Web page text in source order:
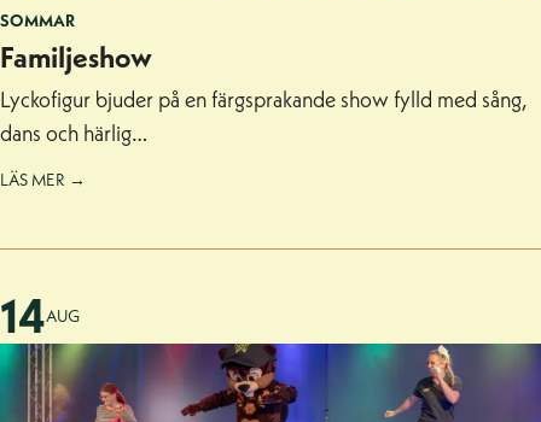
SOMMAR
Familjeshow
Lyckofigur bjuder på en färgsprakande show fylld med sång,
dans och härlig…
LÄS MER →
14AUG